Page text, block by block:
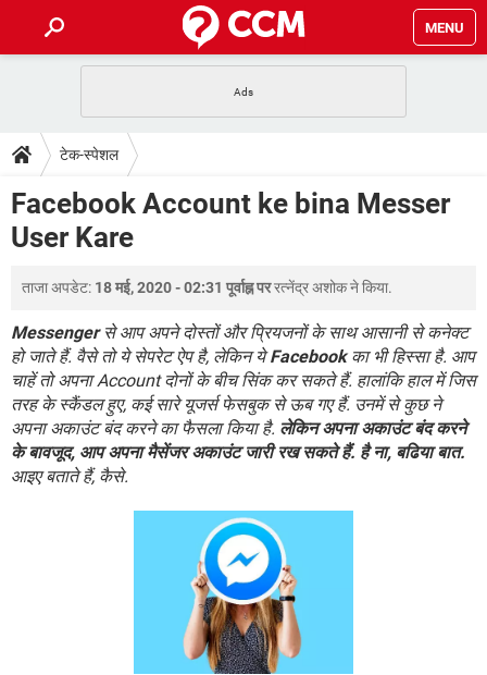
MENU
फोन पर अकाउंट बैलेंस चेक
WhatsApp Hack हो गया? Lucky Patcher यूज करें
टेक-स्पेशल
2020 के फ्री एंटीवायरस
बेस्ट फ्री ऑनलाइन गेम्स
डाउनलोड
Vidmate
FORUM
TikTok Account Freeze हो गया JioPhone में TikTok डाउनलोड
SBI बैंक अकाउंट नंबर पता करें
केबल और कनेक्टर्स कंप्यूटर बस
सीरियल और पैरलल पोर्ट
टेक-स्पेशल
Facebook Account ke bina Messer
User Kare
ताजा अपडेट: 18 मई, 2020 - 02:31 पूर्वाह्न पररत्नेंद्र अशोकने किया.
Messengerसे आप अपने दोस्तों और प्रियजनों के साथ आसानी से कनेक्ट
हो जाते हैं. वैसे तो ये सेपरेट ऐप है, लेकिन येFacebookका भी हिस्सा है. आप
चाहें तो अपना Account दोनों के बीच सिंक कर सकते हैं. हालांकि हाल में जिस
तरह के स्कैंडल हुए, कई सारे यूजर्स फेसबुक से ऊब गए हैं. उनमें से कुछ ने
अपना अकाउंट बंद करने का फैसला किया है. लेकिन अपना अकाउंट बंद करने
के बावजूद, आप अपना मैसेंजर अकाउंट जारी रख सकते हैं. है ना, बढिया बात.
आइए बताते हैं, कैसे.